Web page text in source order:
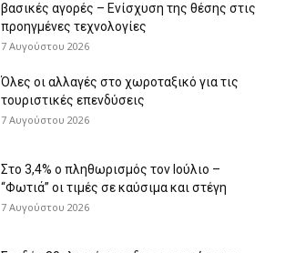
βασικές αγορές – Ενίσχυση της θέσης στις
προηγμένες τεχνολογίες
7 Αυγούστου 2026
Όλες οι αλλαγές στο χωροταξικό για τις
τουριστικές επενδύσεις
7 Αυγούστου 2026
Στο 3,4% ο πληθωρισμός τον Ιούλιο –
“Φωτιά” οι τιμές σε καύσιμα και στέγη
7 Αυγούστου 2026